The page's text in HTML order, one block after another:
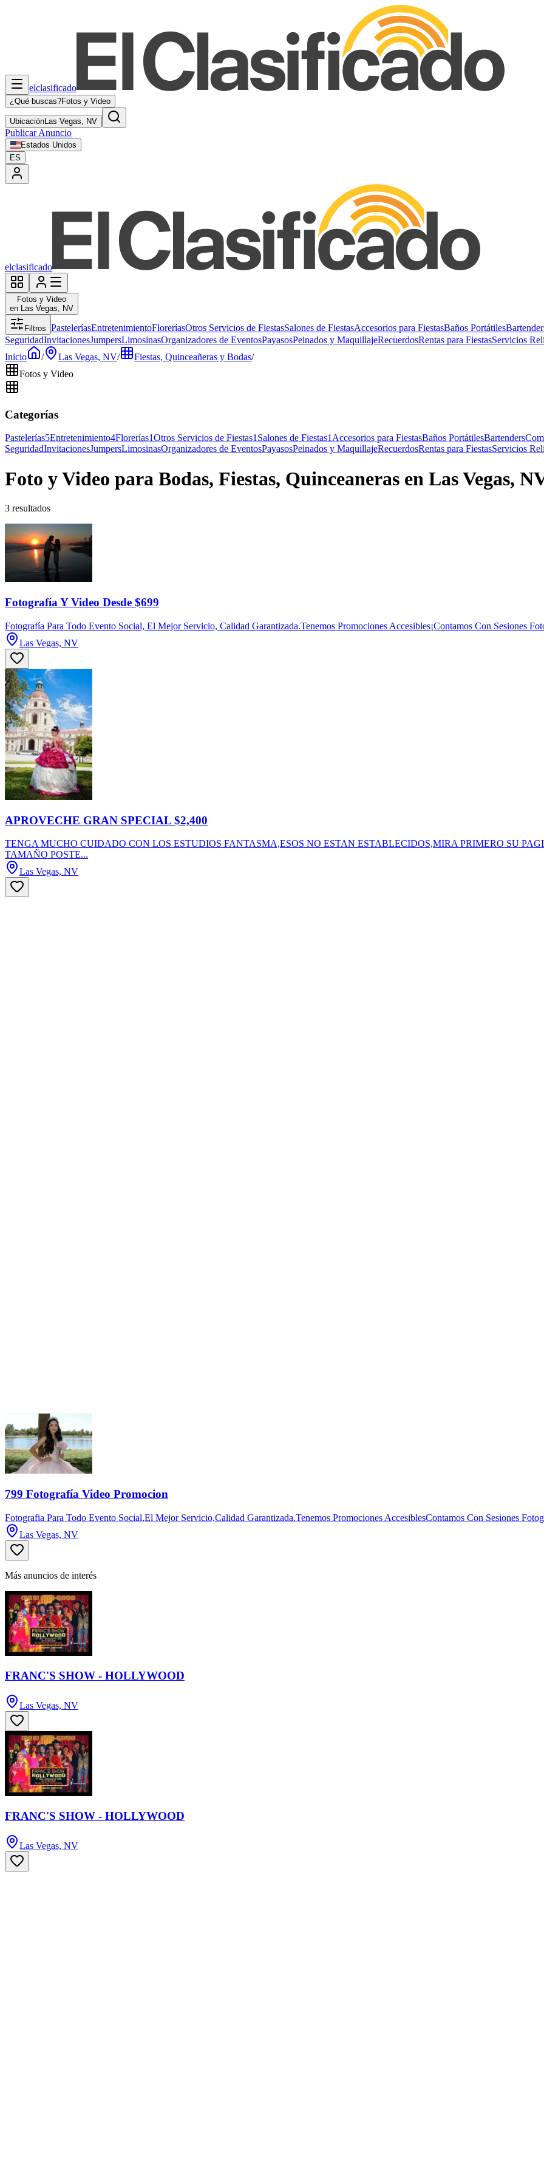
elclasificado
¿Qué buscas?Fotos y Video
UbicaciónLas Vegas, NV
Publicar Anuncio
Estados Unidos
ES
elclasificado
Fotos y Video
en Las Vegas, NV
Filtros PasteleríasEntretenimientoFloreríasOtros Servicios de FiestasSalones de FiestasAccesorios para FiestasBaños Portátiles
SeguridadInvitacionesJumpersLimosinasOrganizadores de EventosPayasosPeinados y MaquillajeRecuerdosRentas para FiestasServicios
Inicio
/ Las Vegas, NV/ Fiestas, Quinceañeras y Bodas/
Fotos y Video
Categorías
Pastelerías5Entretenimiento4Florerías1Otros Servicios de Fiestas1Salones de Fiestas1Accesorios para FiestasBaños PortátilesBartenders
SeguridadInvitacionesJumpersLimosinasOrganizadores de EventosPayasosPeinados y MaquillajeRecuerdosRentas para FiestasServicios
Foto y Video para Bodas, Fiestas, Quinceaneras en Las Vegas,
3 resultados
Fotografía Y Video Desde $699
Fotografía Para Todo Evento Social, El Mejor Servicio, Calidad Garantizada.Tenemos Promociones Accesibles¡Contamos Con Sesiones
Las Vegas, NV
APROVECHE GRAN SPECIAL $2,400
TENGA MUCHO CUIDADO CON LOS ESTUDIOS FANTASMA,ESOS NO ESTAN ESTABLECIDOS,MIRA PRIMERO SU
TAMAÑO POSTE...
Las Vegas, NV
799 Fotografía Video Promocion
Fotografia Para Todo Evento Social,El Mejor Servicio,Calidad Garantizada.Tenemos Promociones AccesiblesContamos Con Sesiones
Las Vegas, NV
Más anuncios de interés
FRANC'S SHOW - HOLLYWOOD
Las Vegas, NV
FRANC'S SHOW - HOLLYWOOD
Las Vegas, NV